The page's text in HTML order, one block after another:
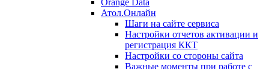
Orange Data
Атол.Онлайн
Шаги на сайте сервиса
Настройки отчетов активации и
регистрация ККТ
Настройки со стороны сайта
Важные моменты при работе с